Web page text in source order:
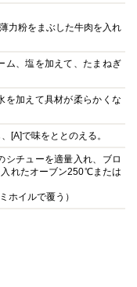
力粉をまぶした牛肉を入れ
ム、塩を加えて、たまねぎ
を加えて具材が柔らかくな
[A]で味をととのえる。
シチューを適量入れ、ブロ
れたオーブン250℃または
ホイルで覆う）